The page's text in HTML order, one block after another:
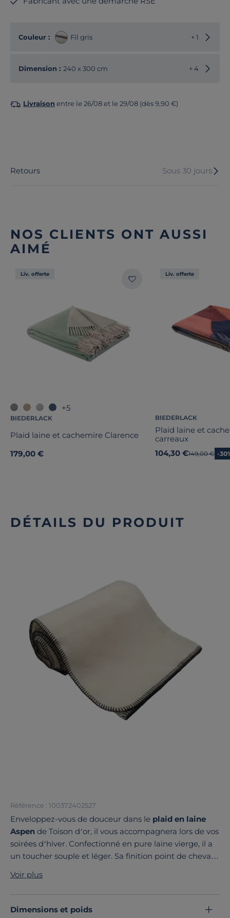
Couleur : Fil gris + 1
Dimension : 240 x 300 cm + 4
Livraison entre le 26/08 et le 29/08 (dès 9,90 €)
Retours Sous 30 jours
NOS CLIENTS ONT AUSSI
AIMÉ
Liv. offerte
+5
BIEDERLACK
Plaid laine et cachemire Clarence
179,00 €
Liv. offerte
BIEDERLACK
Plaid laine et
carreaux
104,30 €Ancien prix
149,00 € -
DÉTAILS DU PRODUIT
Référence : 100372402527
Enveloppez-vous de douceur dans le plaid en laine
Aspen de Toison d’or, il vous accompagnera lors de vos
soirées d’hiver. Confectionné en pure laine vierge, il a
un toucher souple et léger. Sa finition point de cheval
fondre dans tout type d'intérieur.
Découvrez toute notre sélection :Plaids
Voir plus
Dimensions et poids